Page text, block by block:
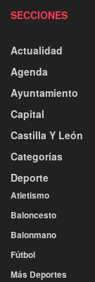
SECCIONES
Actualidad
Agenda
Ayuntamiento
Capital
Castilla Y León
Categorías
Deporte
Atletismo
Baloncesto
Balonmano
Fútbol
Más Deportes